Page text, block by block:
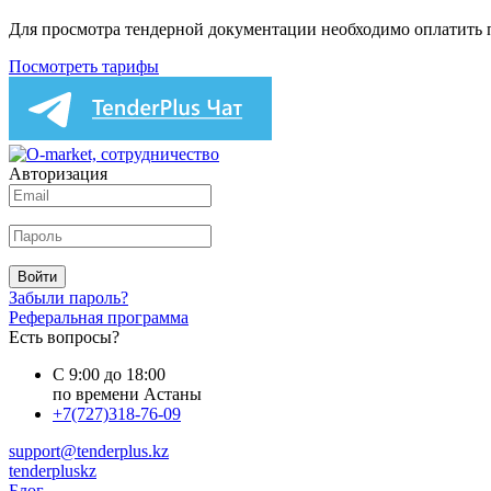
Для просмотра тендерной документации необходимо оплатить
Посмотреть тарифы
Авторизация
Войти
Забыли пароль?
Реферальная программа
Есть вопросы?
С 9:00 до 18:00
по времени Астаны
+7(727)318-76-09
support@tenderplus.kz
tenderpluskz